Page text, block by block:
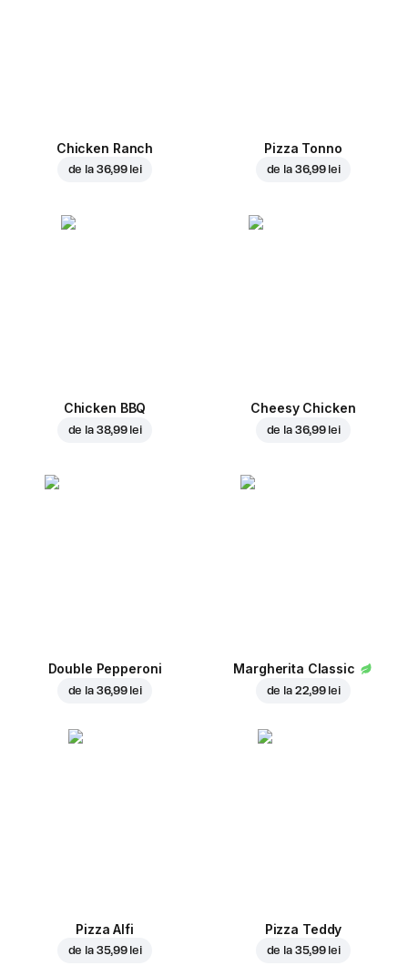
Chicken Ranch
de la 36,99 lei
Pizza Tonno
de la 36,99 lei
Chicken BBQ
de la 38,99 lei
Cheesy Chicken
de la 36,99 lei
Double Pepperoni
de la 36,99 lei
Margherita Classic
de la 22,99 lei
Pizza Alfi
de la 35,99 lei
Pizza Teddy
de la 35,99 lei